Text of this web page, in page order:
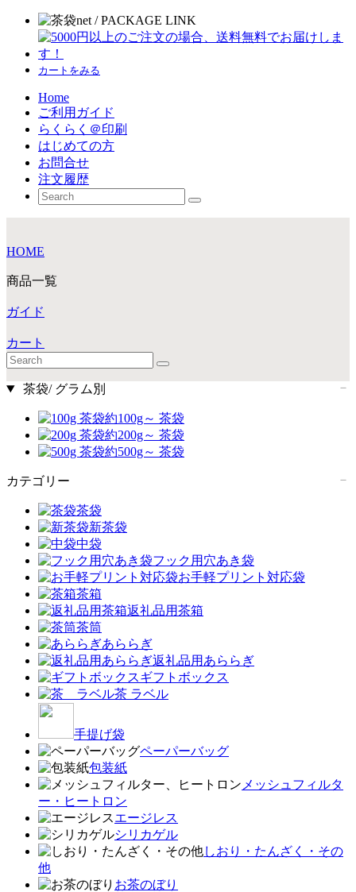
カートをみる
Home
ご利用ガイド
らくらく＠印刷
はじめての方
お問合せ
注文履歴
HOME
商品一覧
ガイド
カート
茶袋/ グラム別
約100g～ 茶袋
約200g～ 茶袋
約500g～ 茶袋
カテゴリー
茶袋
新茶袋
中袋
フック用穴あき袋
お手軽プリント対応袋
茶箱
返礼品用茶箱
茶筒
あららぎ
返礼品用あららぎ
ギフトボックス
茶 ラベル
手提げ袋
ペーパーバッグ
包装紙
メッシュフィルタ
ー・ヒートロン
エージレス
シリカゲル
しおり・たんざく・その
他
お茶のぼり